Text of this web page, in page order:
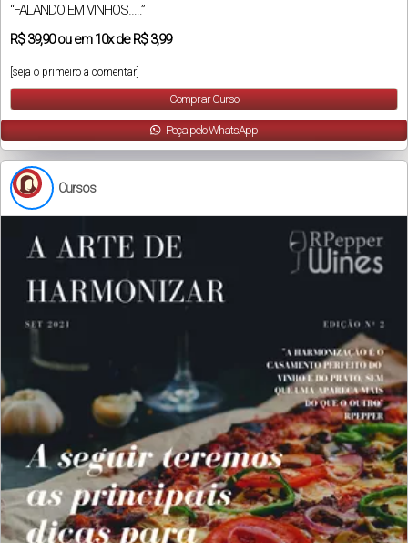
“FALANDO EM VINHOS…..”
R$39,90ou em10xdeR$ 3,99
[seja o primeiro a comentar]
Comprar Curso
Peça pelo WhatsApp
Cursos